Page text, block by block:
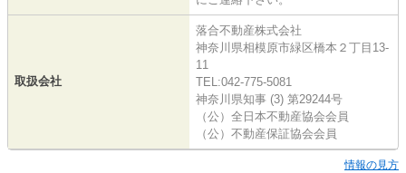
取扱会社
落合不動産株式会社
神奈川県相模原市緑区橋本２丁目13-
11
TEL:042-775-5081
神奈川県知事 (3) 第29244号
（公）全日本不動産協会会員
（公）不動産保証協会会員
情報の見方